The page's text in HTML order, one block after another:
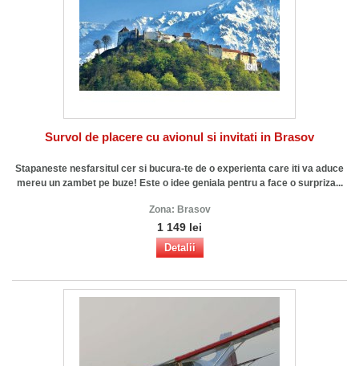
Survol de placere cu avionul si invitati in Brasov
Stapaneste nesfarsitul cer si bucura-te de o experienta care iti va aduce
mereu un zambet pe buze! Este o idee geniala pentru a face o surpriza...
Zona: Brasov
1 149 lei
Detalii